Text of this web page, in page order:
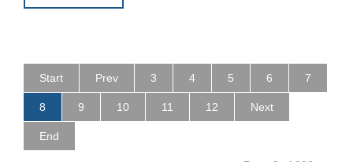
Start Prev 3 4 5 6 7
8 9 10 11 12 Next
End